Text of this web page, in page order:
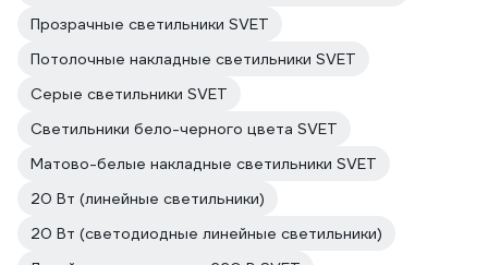
Прозрачные светильники SVET
Потолочные накладные светильники SVET
Серые светильники SVET
Светильники бело-черного цвета SVET
Матово-белые накладные светильники SVET
20 Вт (линейные светильники)
20 Вт (светодиодные линейные светильники)